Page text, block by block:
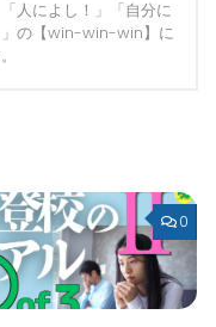
人によし！」「自分に
」の【win-win-win】に
0